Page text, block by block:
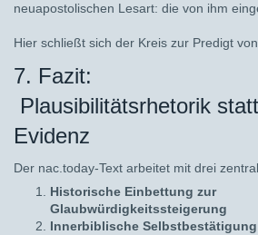
neuapostolischen Lesart: die von ihm
Hier schließt sich der Kreis zur Predigt
7. Fazit:
Plausibilitätsrhetorik
Evidenz
Der nac.today-Text arbeitet mit drei
Historische Einbettung zur
Glaubwürdigkeitssteigerung
Innerbiblische Selbstbestätigung